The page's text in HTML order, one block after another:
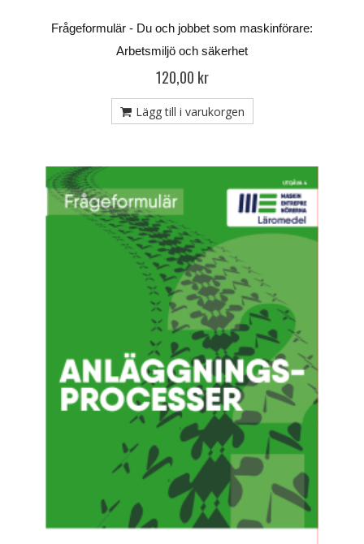
Frågeformulär - Du och jobbet som maskinförare:
Arbetsmiljö och säkerhet
120,00 kr
Lägg till i varukorgen